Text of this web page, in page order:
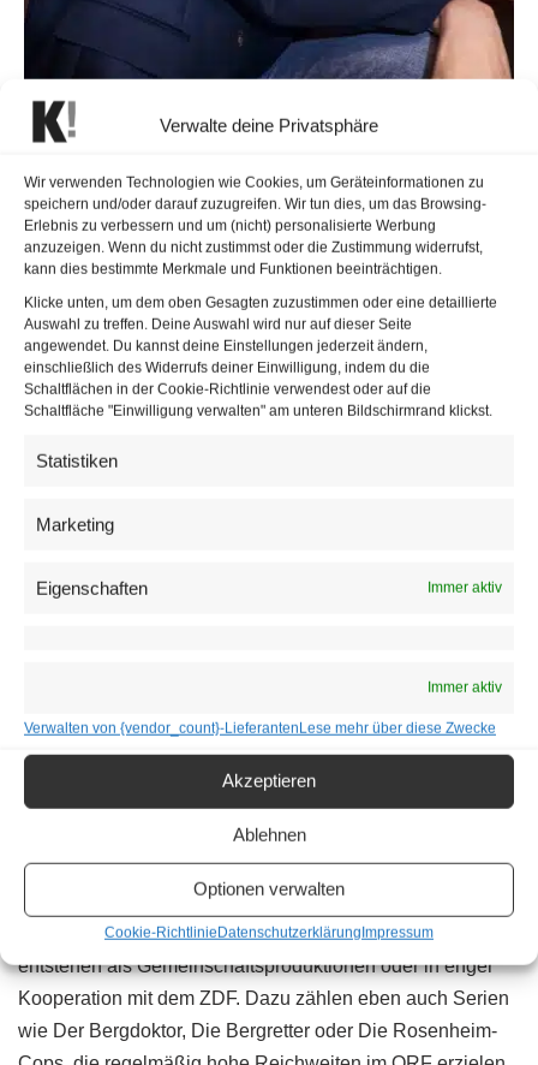
Verwalte deine Privatsphäre
Wir verwenden Technologien wie Cookies, um Geräteinformationen zu
speichern und/oder darauf zuzugreifen. Wir tun dies, um das Browsing-
Erlebnis zu verbessern und um (nicht) personalisierte Werbung
anzuzeigen. Wenn du nicht zustimmst oder die Zustimmung widerrufst,
kann dies bestimmte Merkmale und Funktionen beeinträchtigen.
Klicke unten, um dem oben Gesagten zuzustimmen oder eine detaillierte
Auswahl zu treffen. Deine Auswahl wird nur auf dieser Seite
angewendet. Du kannst deine Einstellungen jederzeit ändern,
einschließlich des Widerrufs deiner Einwilligung, indem du die
Schaltflächen in der Cookie-Richtlinie verwendest oder auf die
Schaltfläche "Einwilligung verwalten" am unteren Bildschirmrand klickst.
Statistiken
Marketing
Eigenschaften Immer aktiv
Immer aktiv
Verwalten von {vendor_count}-LieferantenLese mehr über diese Zwecke
Akzeptieren
Ablehnen
Optionen verwalten
Cookie-RichtlinieDatenschutzerklärungImpressum
als Programmdirektorin. | © Tim Thiel / ZDF
Zum Programmspektrum des ZDF zählen
Nachrichtensendungen wie heuteundheute journal
Kultur- und Dokumentationsformate, große
Unterhaltungsshows, Serienproduktionen sowie Formate
wie derZDF-Fernsehgarten , Der Bergdoktor oder Die
Rosenheim-Cops. Die publizistische Verantwortung für
Zahlreiche Formate, die in Österreich als fixer Bestandteil
des heimischen TV-Angebots wahrgenommen werden,
entstehen als Gemeinschaftsproduktionen oder in enger
Kooperation mit dem ZDF. Dazu zählen eben auch Serien
wie Der Bergdoktor, Die Bergretter oder Die Rosenheim-